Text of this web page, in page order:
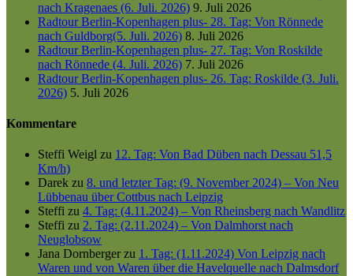
nach Kragenaes (6. Juli. 2026) 9. Juli 2026
Radtour Berlin-Kopenhagen plus- 28. Tag: Von Rönnede
nach Guldborg(5. Juli. 2026) 8. Juli 2026
Radtour Berlin-Kopenhagen plus- 27. Tag: Von Roskilde
nach Rönnede (4. Juli. 2026) 7. Juli 2026
Radtour Berlin-Kopenhagen plus- 26. Tag: Roskilde (3. Juli.
2026) 5. Juli 2026
Kommentare
Steffi Weigl zu 12. Tag: Von Bad Düben nach Dessau 51,5
Km/h)
Darek zu 8. und letzter Tag: (9. November 2024) – Von Neu
Lübbenau über Cottbus nach Leipzig
Steffi zu 4. Tag: (4.11.2024) – Von Rheinsberg nach Wandlitz
Steffi zu 2. Tag: (2.11.2024) – Von Dalmhorst nach
Neuglobsow
Jana Dornbergerzu 1. Tag: (1.11.2024) Von Leipzig nach
Waren und von Waren über die Havelquelle nach Dalmsdorf